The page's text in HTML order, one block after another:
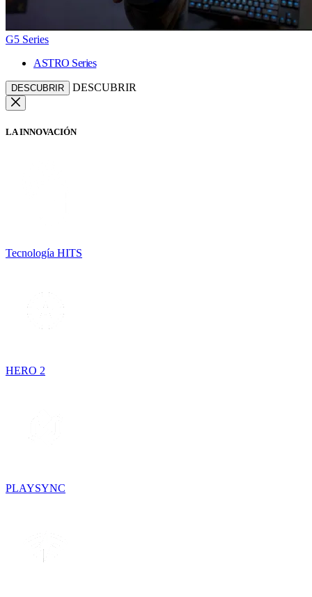
G5 Series
ASTRO Series
DESCUBRIR DESCUBRIR
LA INNOVACIÓN
Tecnología HITS
HERO 2
PLAYSYNC